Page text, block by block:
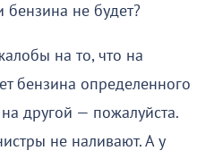
бензина не будет?
на то, что на
бензина определенного
другой — пожалуйста.
не наливают. А у